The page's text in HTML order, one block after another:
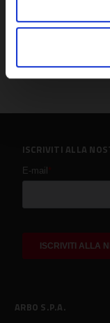
ARBO S.P.A.
ISCRIVITI ALLA